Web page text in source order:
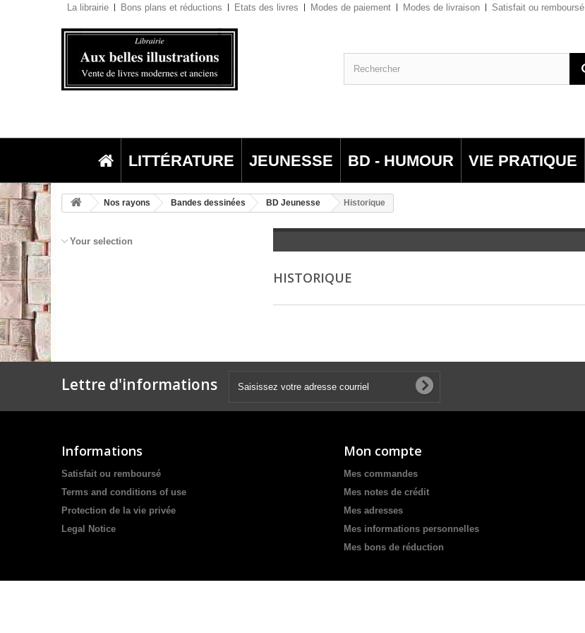
La librairie Bons plans et réductions Etats des livres Modes de paiement Modes de livraison Satisfait ou remboursé
LITTÉRATURE JEUNESSE BD - HUMOUR VIE PRATIQUE
Nos rayons Bandes dessinées BD Jeunesse Historique
Your selection
HISTORIQUE
Lettre d'informations
Informations
Satisfait ou remboursé
Terms and conditions of use
Protection de la vie privée
Legal Notice
Mon compte
Mes commandes
Mes notes de crédit
Mes adresses
Mes informations personnelles
Mes bons de réduction